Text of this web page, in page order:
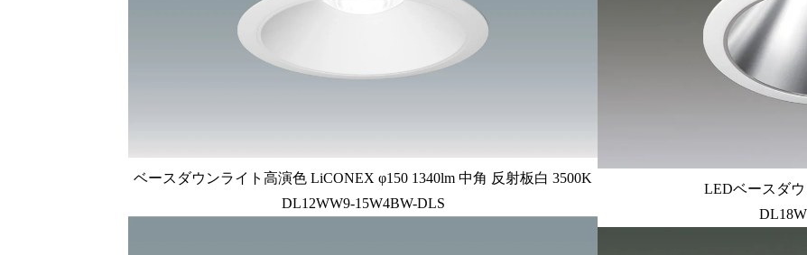
ベースダウンライト高演色 LiCONEX φ150 1340lm 中角 反射板白 3500K
DL12WW9-15W4BW-DLS
LEDベースダ